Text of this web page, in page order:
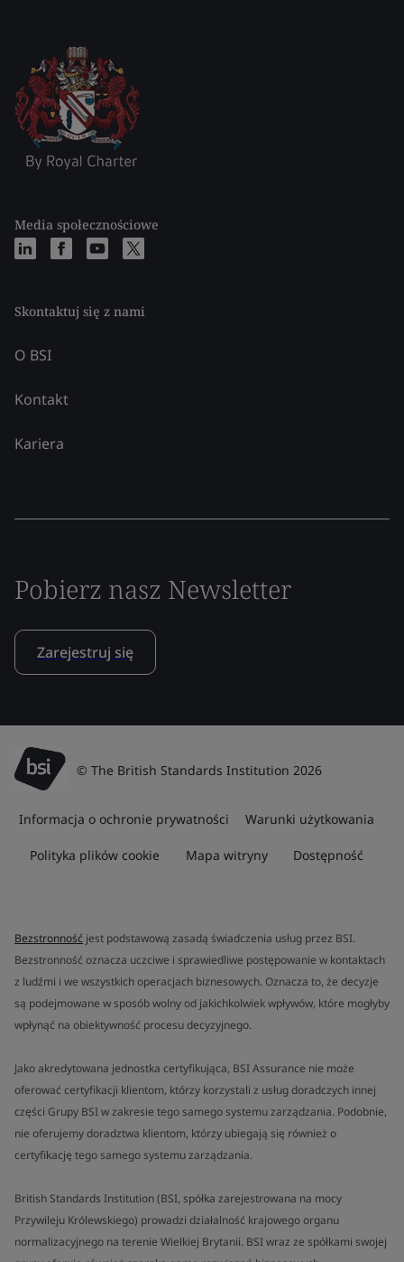
Media społecznościowe
Skontaktuj się z nami
O BSI
Kontakt
Kariera
Pobierz nasz Newsletter
Zarejestruj się
© The British Standards Institution 2026
Informacja o ochronie prywatności Warunki użytkowania
Polityka plików cookie Mapa witryny Dostępność
Bezstronność jest podstawową zasadą świadczenia usług przez BSI.
Bezstronność oznacza uczciwe i sprawiedliwe postępowanie w kontaktach
z ludźmi i we wszystkich operacjach biznesowych. Oznacza to, że decyzje
są podejmowane w sposób wolny od jakichkolwiek wpływów, które mogłyby
wpłynąć na obiektywność procesu decyzyjnego.
Jako akredytowana jednostka certyfikująca, BSI Assurance nie może
oferować certyfikacji klientom, którzy korzystali z usług doradczych innej
części Grupy BSI w zakresie tego samego systemu zarządzania. Podobnie,
nie oferujemy doradztwa klientom, którzy ubiegają się również o
certyfikację tego samego systemu zarządzania.
British Standards Institution (BSI, spółka zarejestrowana na mocy
Przywileju Królewskiego) prowadzi działalność krajowego organu
normalizacyjnego na terenie Wielkiej Brytanii. BSI wraz ze spółkami swojej